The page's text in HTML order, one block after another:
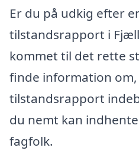
Er du på udkig efter
tilstandsrapport i
kommet til det rette
finde information om,
tilstandsrapport
du nemt kan
fagfolk.